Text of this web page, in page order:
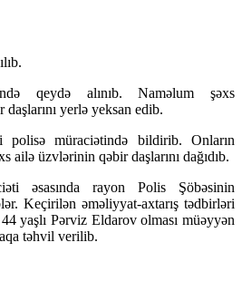
qeydə alınıb. Naməlum şəxs
yerlə yeksan edib.
müraciətində bildirib. Onların
ailə üzvlərinin qəbir daşlarını dağıdıb.
əsasında rayon Polis Şöbəsinin
Keçirilən əməliyyat-axtarış tədbirləri
yaşlı Pərviz Eldarov olması müəyyən
təhvil verilib.